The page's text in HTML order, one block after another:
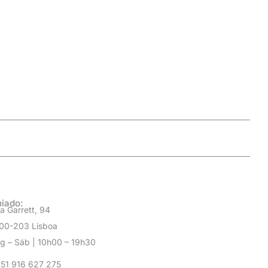
Garrett, 94
203 Lisboa
– Sáb | 10h00 – 19h30
916 627 275